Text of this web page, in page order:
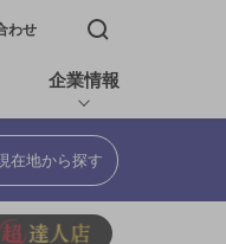
わせ 検索窓を開く
企業情報
在地から探す